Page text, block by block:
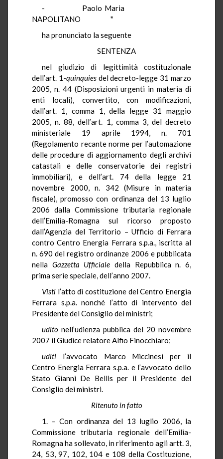
- Paolo Maria
NAPOLITANO "
ha pronunciato la seguente
SENTENZA
nel giudizio di legittimità costituzionale
dell’art. 1-quinquies del decreto-legge 31 marzo
2005, n. 44 (Disposizioni urgenti in materia di
enti locali), convertito, con modificazioni,
dall’art. 1, comma 1, della legge 31 maggio
2005, n. 88, dell’art. 1, comma 3, del decreto
ministeriale 19 aprile 1994, n. 701
(Regolamento recante norme per l’automazione
delle procedure di aggiornamento degli archivi
catastali e delle conservatorie dei registri
immobiliari), e dell’art. 74 della legge 21
novembre 2000, n. 342 (Misure in materia
fiscale), promosso con ordinanza del 13 luglio
2006 dalla Commissione tributaria regionale
dell’Emilia-Romagna sul ricorso proposto
dall’Agenzia del Territorio – Ufficio di Ferrara
contro Centro Energia Ferrara s.p.a., iscritta al
n. 690 del registro ordinanze 2006 e pubblicata
nella Gazzetta Ufficiale della Repubblica n. 6,
prima serie speciale, dell’anno 2007.
Visti l’atto di costituzione del Centro Energia
Ferrara s.p.a. nonché l’atto di intervento del
Presidente del Consiglio dei ministri;
udito nell’udienza pubblica del 20 novembre
2007 il Giudice relatore Alfio Finocchiaro;
uditi l’avvocato Marco Miccinesi per il
Centro Energia Ferrara s.p.a. e l’avvocato dello
Stato Gianni De Bellis per il Presidente del
Consiglio dei ministri.
Ritenuto in fatto
1. – Con ordinanza del 13 luglio 2006, la
Commissione tributaria regionale dell’Emilia-
Romagna ha sollevato, in riferimento agli artt. 3,
24, 53, 97, 102, 104 e 108 della Costituzione,